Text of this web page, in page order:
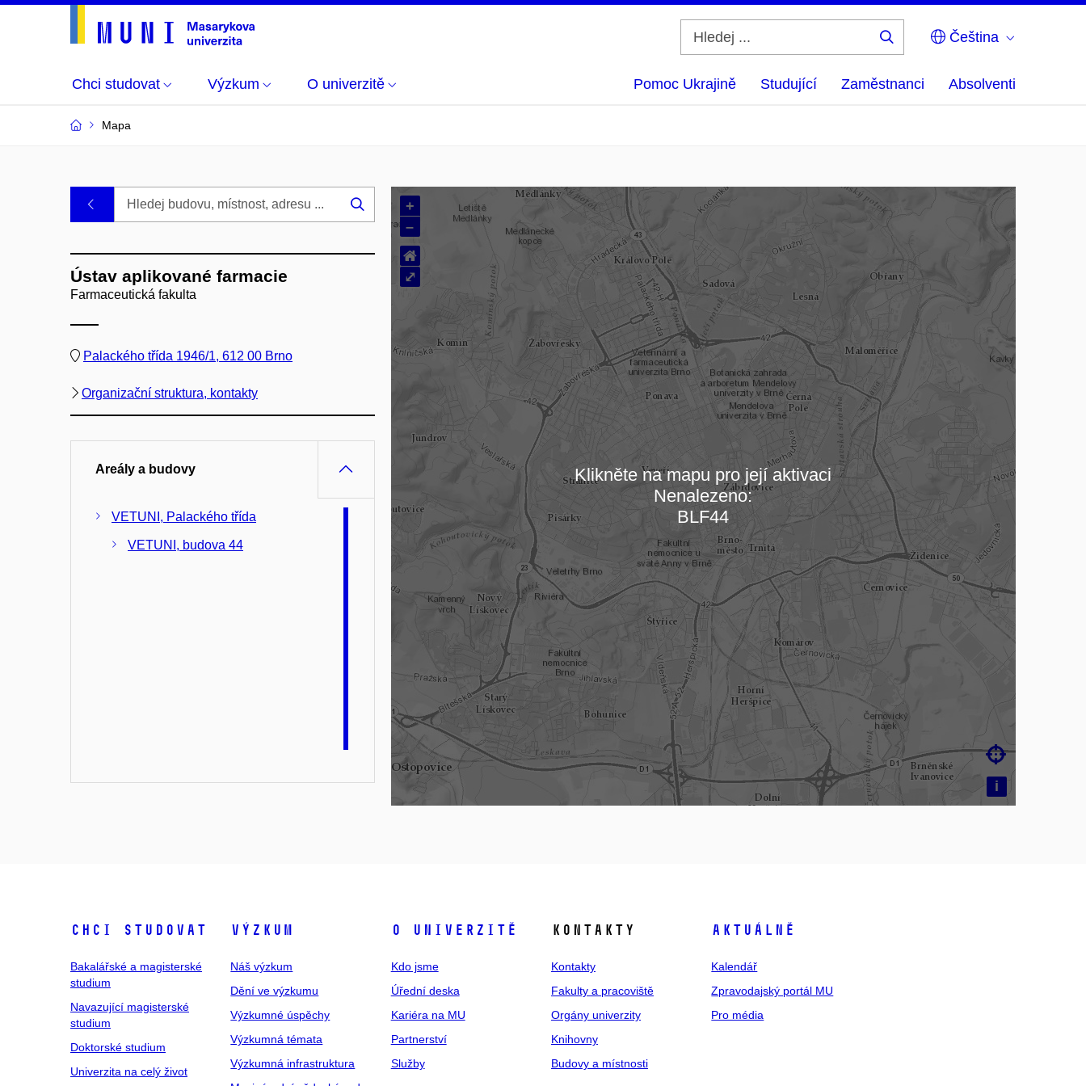
Čeština
Chci studovat Výzkum O univerzitě Pomoc Ukrajině Studující Zaměstnanci Absolventi
Mapa
Budovy
místnosti
Načítám mapu…
+
–
i

⌂
⤢
Klikněte na mapu pro její aktivaci
Nenalezeno:
BLF44
Hledej
Ústav aplikované farmacie
Farmaceutická fakulta
Palackého třída 1946/1, 612 00 Brno
Organizační struktura, kontakty
Areály a budovy
VETUNI, Palackého třída
VETUNI, budova 44
Chci studovat
Bakalářské a magisterské
studium
Navazující magisterské
studium
Doktorské studium
Univerzita na celý život
Výzkum
Náš výzkum
Dění ve výzkumu
Výzkumné úspěchy
Výzkumná témata
Výzkumná infrastruktura
O univerzitě
Kdo jsme
Úřední deska
Kariéra na MU
Partnerství
Služby
Kontakty
Kontakty
Fakulty a pracoviště
Orgány univerzity
Knihovny
Budovy a místnosti
Aktuálně
Kalendář
Zpravodajský portál MU
Pro média